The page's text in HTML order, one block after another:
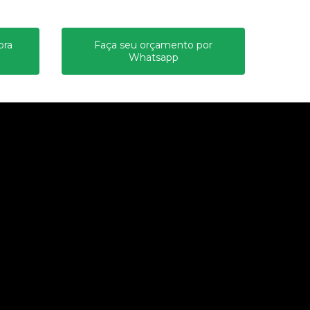
Faça seu orçamento por
Whatsapp